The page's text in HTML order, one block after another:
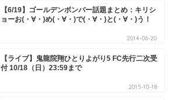
【6/19】ゴールデンボンバー話題まとめ：キリシ
ョーお(・∀・)め(・∀・)で(・∀・)と(・∀・)う！
2014-06-20
【ライブ】鬼龍院翔ひとりよがり5 FC先行二次受
付 10/18（日）23:59まで
2015-10-18